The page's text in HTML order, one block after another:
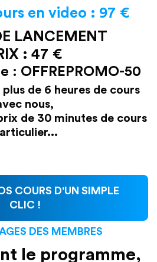
en video : 97 €
LANCEMENT
: 47 €
: OFFREPROMO-50
de 6 heures de cours
nous,
de 30 minutes de cours
COURS D'UN SIMPLE
CLIC !
DES MEMBRES
le programme,